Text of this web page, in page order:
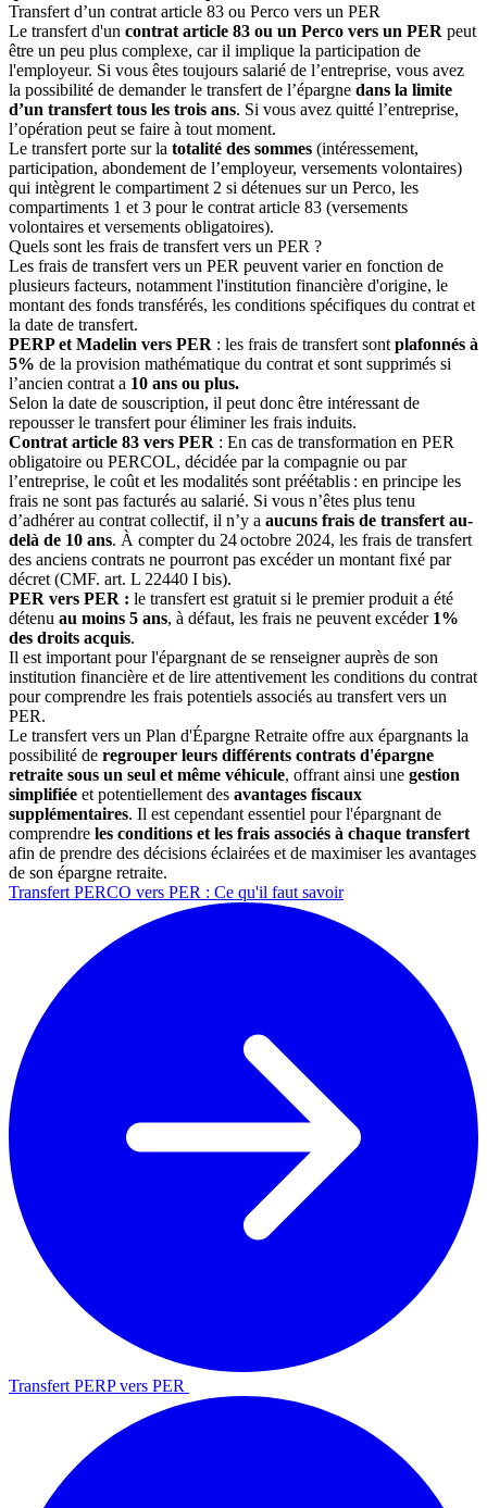
Transfert d’un contrat article 83 ou Perco vers un PER
Le transfert d'un contrat article 83 ou un Perco vers un PER peut
être un peu plus complexe, car il implique la participation de
l'employeur. Si vous êtes toujours salarié de l’entreprise, vous avez
la possibilité de demander le transfert de l’épargne dans la limite
d’un transfert tous les trois ans. Si vous avez quitté l’entreprise,
l’opération peut se faire à tout moment.
Le transfert porte sur la totalité des sommes (intéressement,
participation, abondement de l’employeur, versements volontaires)
qui intègrent le compartiment 2 si détenues sur un Perco, les
compartiments 1 et 3 pour le contrat article 83 (versements
volontaires et versements obligatoires).
Quels sont les frais de transfert vers un PER ?
Les frais de transfert vers un PER peuvent varier en fonction de
plusieurs facteurs, notamment l'institution financière d'origine, le
montant des fonds transférés, les conditions spécifiques du contrat et
la date de transfert.
PERP et Madelin vers PER : les frais de transfert sont plafonnés à
5% de la provision mathématique du contrat et sont supprimés si
l’ancien contrat a 10 ans ou plus.
Selon la date de souscription, il peut donc être intéressant de
repousser le transfert pour éliminer les frais induits.
Contrat article 83 vers PER : En cas de transformation en PER
obligatoire ou PERCOL, décidée par la compagnie ou par
l’entreprise, le coût et les modalités sont préétablis : en principe les
frais ne sont pas facturés au salarié. Si vous n’êtes plus tenu
d’adhérer au contrat collectif, il n’y a aucuns frais de transfert au-
delà de 10 ans. À compter du 24 octobre 2024, les frais de transfert
des anciens contrats ne pourront pas excéder un montant fixé par
décret (CMF. art. L 22440 I bis).
PER vers PER : le transfert est gratuit si le premier produit a été
détenu au moins 5 ans, à défaut, les frais ne peuvent excéder 1%
des droits acquis.
Il est important pour l'épargnant de se renseigner auprès de son
institution financière et de lire attentivement les conditions du contrat
pour comprendre les frais potentiels associés au transfert vers un
PER.
Le transfert vers un Plan d'Épargne Retraite offre aux épargnants la
possibilité de regrouper leurs différents contrats d'épargne
retraite sous un seul et même véhicule, offrant ainsi une gestion
simplifiée et potentiellement des avantages fiscaux
supplémentaires. Il est cependant essentiel pour l'épargnant de
comprendre les conditions et les frais associés à chaque transfert
afin de prendre des décisions éclairées et de maximiser les avantages
de son épargne retraite.
Transfert PERCO vers PER : Ce qu'il faut savoir
Transfert PERP vers PER